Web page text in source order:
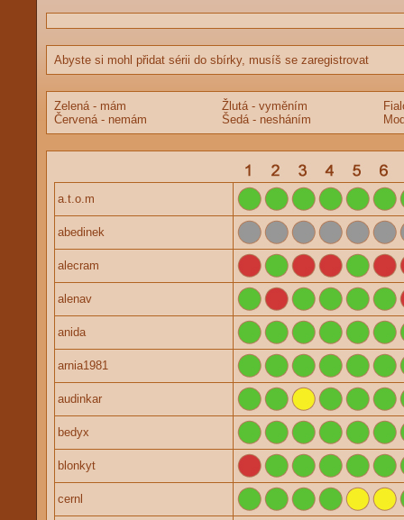
Abyste si mohl přidat sérii do sbírky, musíš se zaregistrovat
Zelená - mám
Červená - nemám
Žlutá - vyměním
Šedá - nesháním
a.t.o.m
abedinek
alecram
alenav
anida
arnia1981
audinkar
bedyx
blonkyt
cernl